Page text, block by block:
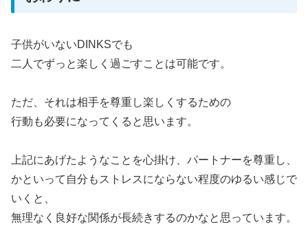
子供がいないDINKSでも
二人でずっと楽しく過ごすことは可能です。
ただ、それは相手を尊重し楽しくするための
行動も必要になってくると思います。
上記にあげたようなことを心掛け、パートナーを尊重し、
かといって自分もストレスにならない程度のゆるい感じで
いくと、
無理なく良好な関係が長続きするのかなと思っています。